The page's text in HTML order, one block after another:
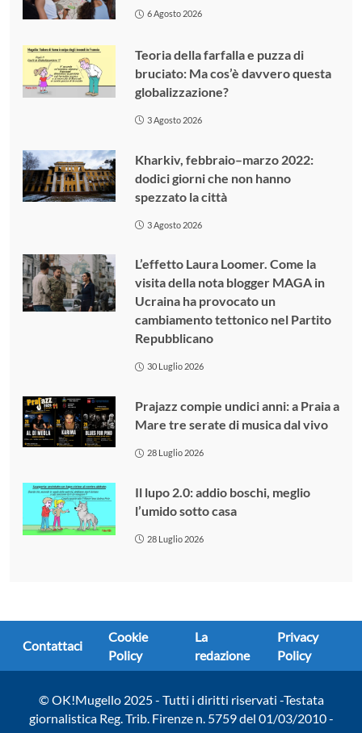
6 Agosto 2026
Teoria della farfalla e puzza di
bruciato: Ma cos’è davvero questa
globalizzazione?
3 Agosto 2026
Kharkiv, febbraio–marzo 2022:
dodici giorni che non hanno
spezzato la città
3 Agosto 2026
L’effetto Laura Loomer. Come la
visita della nota blogger MAGA in
Ucraina ha provocato un
cambiamento tettonico nel Partito
Repubblicano
30 Luglio 2026
Prajazz compie undici anni: a Praia a
Mare tre serate di musica dal vivo
28 Luglio 2026
Il lupo 2.0: addio boschi, meglio
l’umido sotto casa
28 Luglio 2026
Contattaci
Cookie
Policy
La
redazione
Privacy
Policy
© OK!Mugello 2025 - Tutti i diritti riservati -Testata
giornalistica Reg. Trib. Firenze n. 5759 del 01/03/2010 -